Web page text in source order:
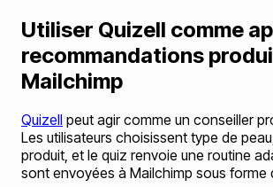
Utiliser Quizell comme
recommandations
Mailchimp
Quizell peut agir comme un conseiller
Les utilisateurs choisissent type de
produit, et le quiz renvoie une routine
sont envoyées à Mailchimp sous forme